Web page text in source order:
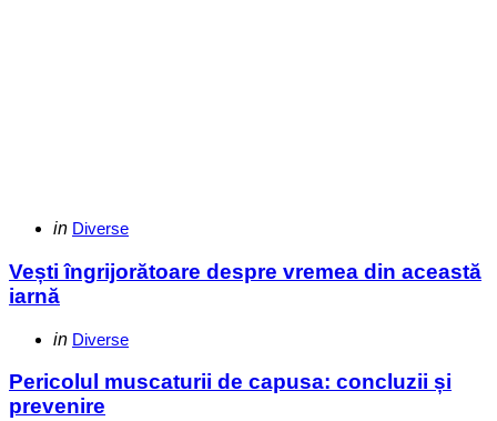
Categories
Posted
in Diverse
Vești îngrijorătoare despre vremea din această
iarnă
Categories
Posted
in Diverse
Pericolul muscaturii de capusa: concluzii și
prevenire